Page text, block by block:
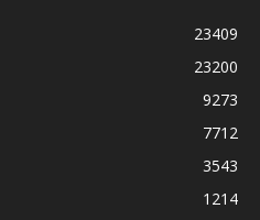
23409
23200
9273
7712
3543
1214